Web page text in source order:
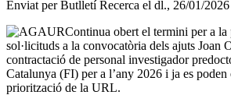
Enviat perButlletí Recerca el dl., 26/01/2026
Continua obert el termini per a la
sol·licituds a la convocatòria dels ajuts Joan
contractació de personal investigador
Catalunya (FI) per a l’any 2026 i ja es
priorització de la URL.